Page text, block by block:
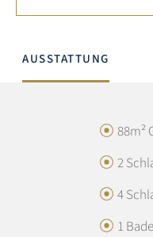
AUSSTATTUNG
88m²
2
4
1
GESAMTBEWERTUNG